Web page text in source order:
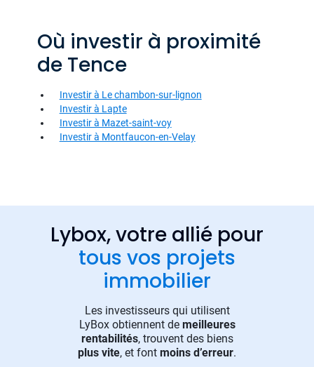
Où investir à proximité
de Tence
Investir à Le chambon-sur-lignon
Investir à Lapte
Investir à Mazet-saint-voy
Investir à Montfaucon-en-Velay
Lybox, votre allié pour
tous vos projets
immobilier
Les investisseurs qui utilisent
LyBox obtiennent de meilleures
rentabilités, trouvent des biens
plus vite, et font moins d’erreur.